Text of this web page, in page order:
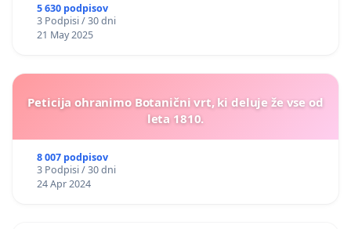
5 630 podpisov
3 Podpisi / 30 dni
21 May 2025
Peticija ohranimo Botanični vrt, ki deluje že vse od
leta 1810.
8 007 podpisov
3 Podpisi / 30 dni
24 Apr 2024